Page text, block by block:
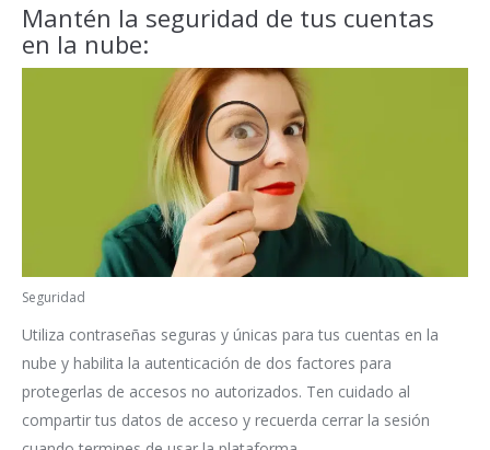
Mantén la seguridad de tus cuentas
en la nube:
Seguridad
Utiliza contraseñas seguras y únicas para tus cuentas en la
nube y habilita la autenticación de dos factores para
protegerlas de accesos no autorizados. Ten cuidado al
compartir tus datos de acceso y recuerda cerrar la sesión